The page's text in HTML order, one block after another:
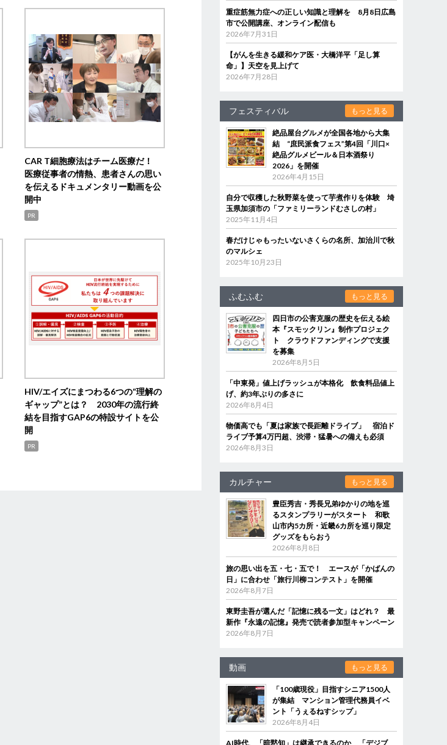
CAR T細胞療法はチーム医療だ！
医療従事者の情熱、患者さんの思い
を伝えるドキュメンタリー動画を公
開中
PR
HIV/エイズにまつわる6つの“理解の
ギャップ”とは？ 2030年の流行終
結を目指すGAP6の特設サイトを公
開
PR
重症筋無力症への正しい知識と理解を 8月8日広島
市で公開講座、オンライン配信も
2026年7月31日
【がんを生きる緩和ケア医・大橋洋平「足し算
命」】天空を見上げて
2026年7月28日
フェスティバル もっと見る
絶品屋台グルメが全国各地から大集
結 “庶民派食フェス”第4回「川口×
絶品グルメビール＆日本酒祭り
2026」を開催
2026年4月15日
自分で収穫した秋野菜を使って芋煮作りを体験 埼
玉県加須市の「ファミリーランドむさしの村」
2025年11月4日
春だけじゃもったいないさくらの名所、加治川で秋
のマルシェ
2025年10月23日
ふむふむ もっと見る
四日市の公害克服の歴史を伝える絵
本『スモックリン』制作プロジェク
ト クラウドファンディングで支援
を募集
2026年8月5日
「中東発」値上げラッシュが本格化 飲食料品値上
げ、約3年ぶりの多さに
2026年8月4日
物価高でも「夏は家族で長距離ドライブ」 宿泊ド
ライブ予算4万円超、渋滞・猛暑への備えも必須
2026年8月3日
カルチャー もっと見る
豊臣秀吉・秀長兄弟ゆかりの地を巡
るスタンプラリーがスタート 和歌
山市内5カ所・近畿6カ所を巡り限定
グッズをもらおう
2026年8月8日
旅の思い出を五・七・五で！ エースが「かばんの
日」に合わせ「旅行川柳コンテスト」を開催
2026年8月7日
東野圭吾が選んだ「記憶に残る一文」はどれ？ 最
新作『永遠の記憶』発売で読者参加型キャンペーン
2026年8月7日
動画 もっと見る
「100歳現役」目指すシニア1500人
が集結 マンション管理代務員イベ
ント「うぇるねすシップ」
2026年8月4日
AI時代、「暗黙知」は継承できるのか 「デジブ